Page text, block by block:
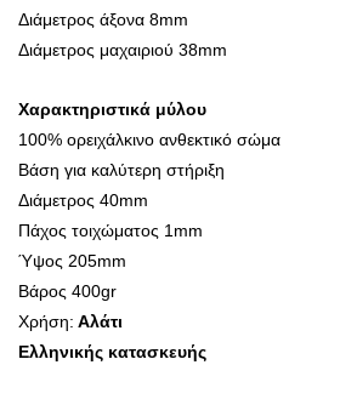
Διάμετρος άξονα 8mm
Διάμετρος μαχαιριού 38mm
Χαρακτηριστικά μύλου
100% ορειχάλκινο ανθεκτικό σώμα
Βάση για καλύτερη στήριξη
Διάμετρος 40mm
Πάχος τοιχώματος 1mm
Ύψος 205mm
Βάρος 400gr
Χρήση: Αλάτι
Ελληνικής κατασκευής